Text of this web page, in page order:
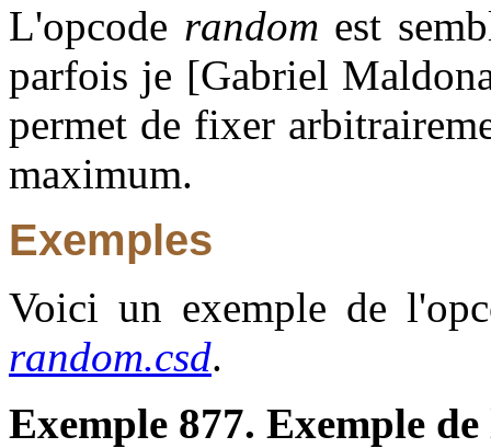
L'opcode random est
parfois je [Gabriel
permet de fixer
maximum.
Exemples
Voici un exemple de
random.csd.
Exemple 877. Exemple